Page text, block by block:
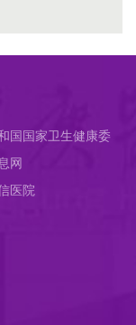
国国家卫生健康委
网
医院